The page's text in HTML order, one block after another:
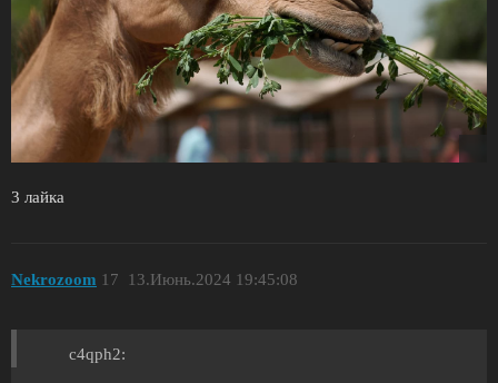
3 лайка
Nekrozoom 13.Июнь.2024 19:45:08
17
c4qph2: